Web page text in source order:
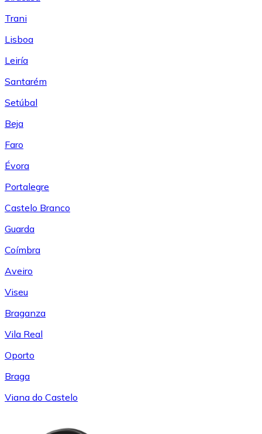
Trani
Lisboa
Leiría
Santarém
Setúbal
Beja
Faro
Évora
Portalegre
Castelo Branco
Guarda
Coímbra
Aveiro
Viseu
Braganza
Vila Real
Oporto
Braga
Viana do Castelo